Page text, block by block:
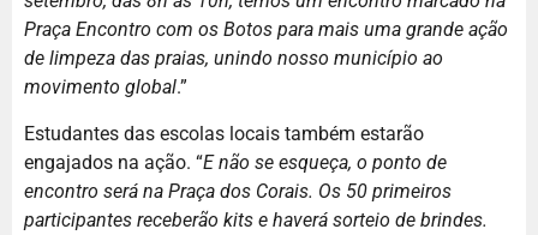
Praça Encontro com os Botos para mais uma grande ação
de limpeza das praias, unindo nosso município ao
movimento global.”
Estudantes das escolas locais também estarão
engajados na ação. “E não se esqueça, o ponto de
encontro será na Praça dos Corais. Os 50 primeiros
participantes receberão kits e haverá sorteio de brindes.